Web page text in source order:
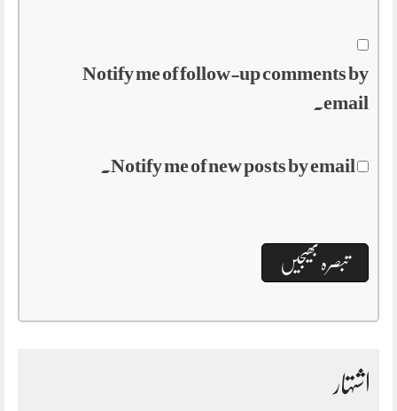
Notify me of follow-up comments by
email.
Notify me of new posts by email.
اشتہار